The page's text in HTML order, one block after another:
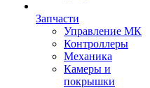
Запчасти
Управление МК
Контроллеры
Механика
Камеры и
покрышки